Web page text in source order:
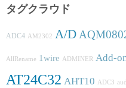
タグクラウド
ADC4 AM2302 A/D
AllRename 1wire ADMINER Add-
AT24C32 AHT10 ADC3